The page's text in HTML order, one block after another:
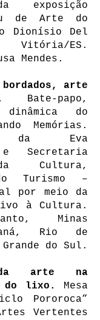
exposição
de Arte do
Dionísio Del
ES.
Mendes .
arte
Bate-papo,
do
Memórias.
da Eva
e Secretaria
Cultura,
Turismo –
por meio da
à Cultura.
Minas
Rio de
do Sul.
arte na
do lixo. Mesa
Pororoca”
Vertentes